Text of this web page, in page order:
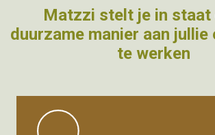
Matzzi stelt je in staat
duurzame manier aan
te werken